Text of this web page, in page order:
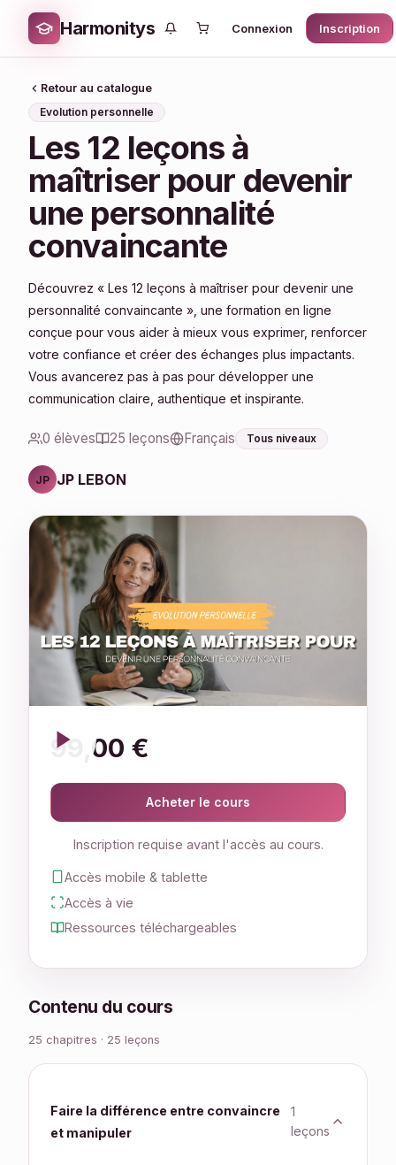
Harmonitys Connexion Inscription
Retour au catalogue
Evolution personnelle
Les 12 leçons à
maîtriser pour devenir
une personnalité
convaincante
Découvrez « Les 12 leçons à maîtriser pour devenir une
personnalité convaincante », une formation en ligne
conçue pour vous aider à mieux vous exprimer, renforcer
votre confiance et créer des échanges plus impactants.
Vous avancerez pas à pas pour développer une
communication claire, authentique et inspirante.
0 élèves 25 leçons Français Tous niveaux
JP JP LEBON
99,00 €
Acheter le cours
Inscription requise avant l'accès au cours.
Accès mobile & tablette
Accès à vie
Ressources téléchargeables
Contenu du cours
25 chapitres · 25 leçons
Faire la différence entre convaincre
et manipuler
1
leçons